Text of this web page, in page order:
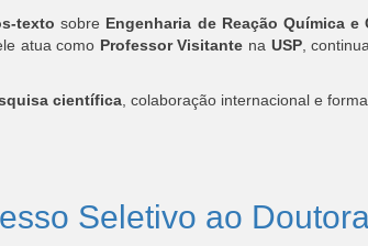
texto sobre Engenharia de Reação Química e
atua como Professor Visitante na USP,
científica , colaboração internacional e
Seletivo ao